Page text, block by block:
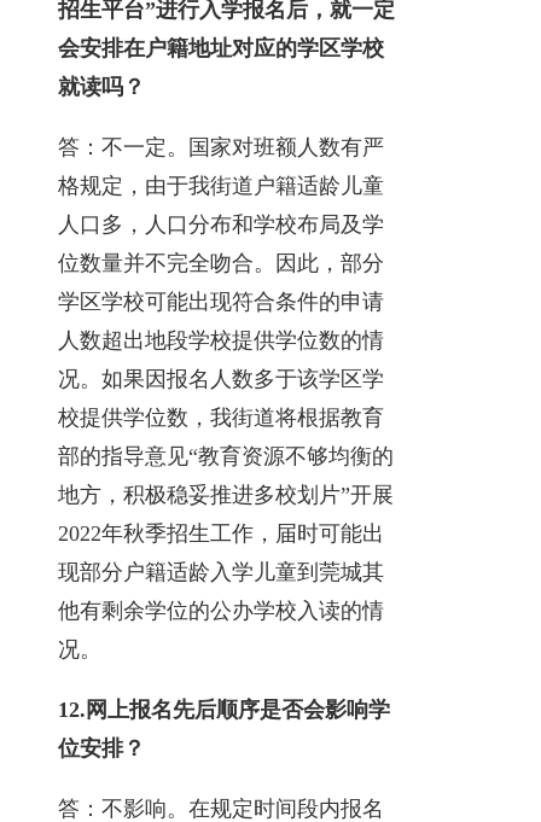
招生平台”进行入学报名后，就一定
会安排在户籍地址对应的学区学校
就读吗？
答：不一定。国家对班额人数有严
格规定，由于我街道户籍适龄儿童
人口多，人口分布和学校布局及学
位数量并不完全吻合。因此，部分
学区学校可能出现符合条件的申请
人数超出地段学校提供学位数的情
况。如果因报名人数多于该学区学
校提供学位数，我街道将根据教育
部的指导意见“教育资源不够均衡的
地方，积极稳妥推进多校划片”开展
2022年秋季招生工作，届时可能出
现部分户籍适龄入学儿童到莞城其
他有剩余学位的公办学校入读的情
况。
12. 网上报名先后顺序是否会影响学
位安排？
答：不影响。在规定时间段内报名